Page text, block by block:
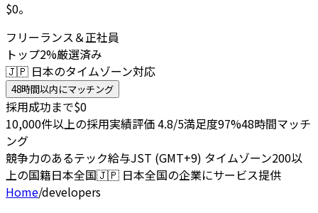
$0。
フリーランス＆正社員
トップ2%厳選済み
🇯🇵 日本のタイムゾーン対応
48時間以内にマッチング
採用成功まで$0
10,000件以上の採用実績評価 4.8/5満足度97%48時間マッチ
ング
競争力のあるテック給与JST (GMT+9) タイムゾーン200以
上の国籍日本全国🇯🇵 日本全国の企業にサービス提供
Home/developers